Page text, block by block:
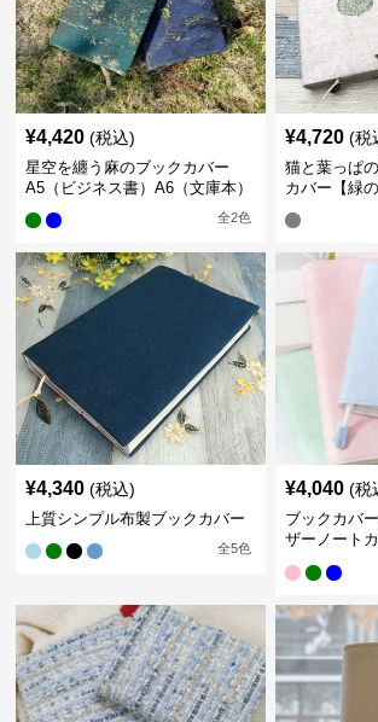
¥4,420 (税込)
星空を纏う麻のブックカバー
A5（ビジネス書）A6（文庫本）
全2色
¥4,720 (税
猫と葉っぱ
カバー【緑
¥4,340 (税込)
上質シンプル布製ブックカバー
全5色
¥4,040 (税
ブックカバ
ザーノート